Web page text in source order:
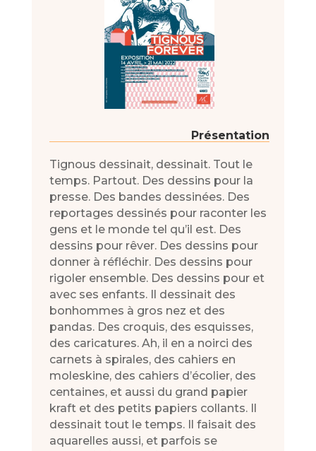
Présentation
Tignous dessinait, dessinait. Tout le
temps. Partout. Des dessins pour la
presse. Des bandes dessinées. Des
reportages dessinés pour raconter les
gens et le monde tel qu’il est. Des
dessins pour rêver. Des dessins pour
donner à réfléchir. Des dessins pour
rigoler ensemble. Des dessins pour et
avec ses enfants. Il dessinait des
bonhommes à gros nez et des
pandas. Des croquis, des esquisses,
des caricatures. Ah, il en a noirci des
carnets à spirales, des cahiers en
moleskine, des cahiers d’écolier, des
centaines, et aussi du grand papier
kraft et des petits papiers collants. Il
dessinait tout le temps. Il faisait des
aquarelles aussi, et parfois se